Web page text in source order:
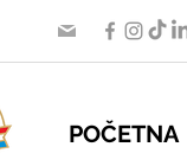
POČETNA